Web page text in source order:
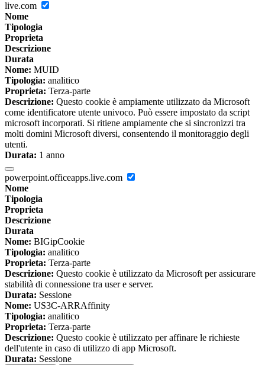
live.com
Nome
Tipologia
Proprieta
Descrizione
Durata
Nome: MUID
Tipologia: analitico
Proprieta: Terza-parte
Descrizione: Questo cookie è ampiamente utilizzato da Microsoft
come identificatore utente univoco. Può essere impostato da script
microsoft incorporati. Si ritiene ampiamente che si sincronizzi tra
molti domini Microsoft diversi, consentendo il monitoraggio degli
utenti.
Durata: 1 anno
powerpoint.officeapps.live.com
Nome
Tipologia
Proprieta
Descrizione
Durata
Nome: BIGipCookie
Tipologia: analitico
Proprieta: Terza-parte
Descrizione: Questo cookie è utilizzato da Microsoft per assicurare
stabilità di connessione tra user e server.
Durata: Sessione
Nome: US3C-ARRAffinity
Tipologia: analitico
Proprieta: Terza-parte
Descrizione: Questo cookie è utilizzato per affinare le richieste
dell'utente in caso di utilizzo di app Microsoft.
Durata: Sessione